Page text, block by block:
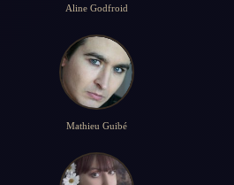
Aline Godfroid
Mathieu Guibé